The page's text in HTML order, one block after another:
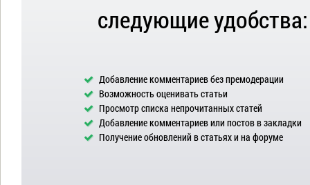
следующие удобства:
Добавление комментариев без премодерации
Возможность оценивать статьи
Просмотр списка непрочитанных статей
Добавление комментариев или постов в закладки
Получение обновлений в статьях и на форуме